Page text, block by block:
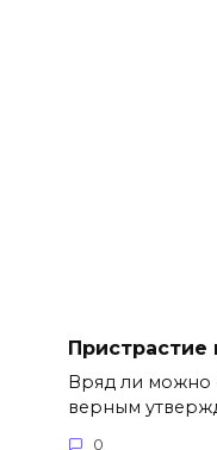
Пристрастие
Вряд ли можно
верным
0